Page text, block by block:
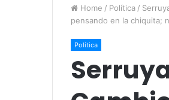
Home / Política /
pensando en la chiquita;
Política